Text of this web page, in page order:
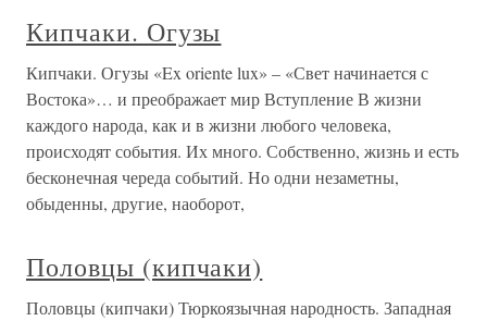
Кипчаки. Огузы
Кипчаки. Огузы «Ex oriente lux» – «Свет начинается с
Востока»… и преображает мир Вступление В жизни
каждого народа, как и в жизни любого человека,
происходят события. Их много. Собственно, жизнь и есть
бесконечная череда событий. Но одни незаметны,
обыденны, другие, наоборот,
Половцы (кипчаки)
Половцы (кипчаки) Тюркоязычная народность. Западная